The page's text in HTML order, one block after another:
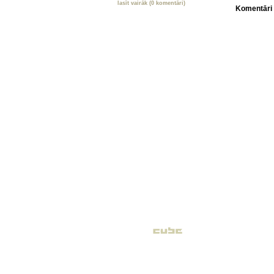
lasīt vairāk (0 komentāri)
Komentāri